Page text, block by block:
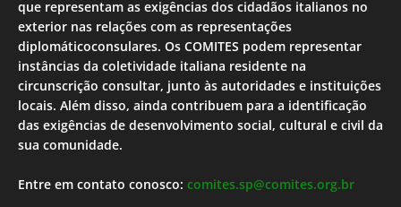
que representam as exigências dos cidadãos italianos no
exterior nas relações com as representações
diplomáticoconsulares. Os COMITES podem representar
instâncias da coletividade italiana residente na
circunscrição consultar, junto às autoridades e instituições
locais. Além disso, ainda contribuem para a identificação
das exigências de desenvolvimento social, cultural e civil da
sua comunidade.
Entre em contato conosco: comites.sp@comites.org.br